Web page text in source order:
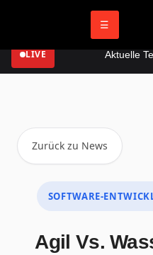
☰
LIVE Aktuelle
Zurück zu News
SOFTWARE-
Agil Vs.